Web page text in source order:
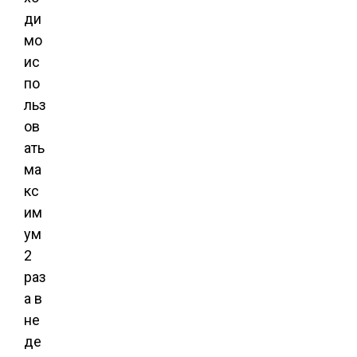
ди
мо
ис
по
льз
ов
ать
ма
кс
им
ум
2
раз
а в
не
де